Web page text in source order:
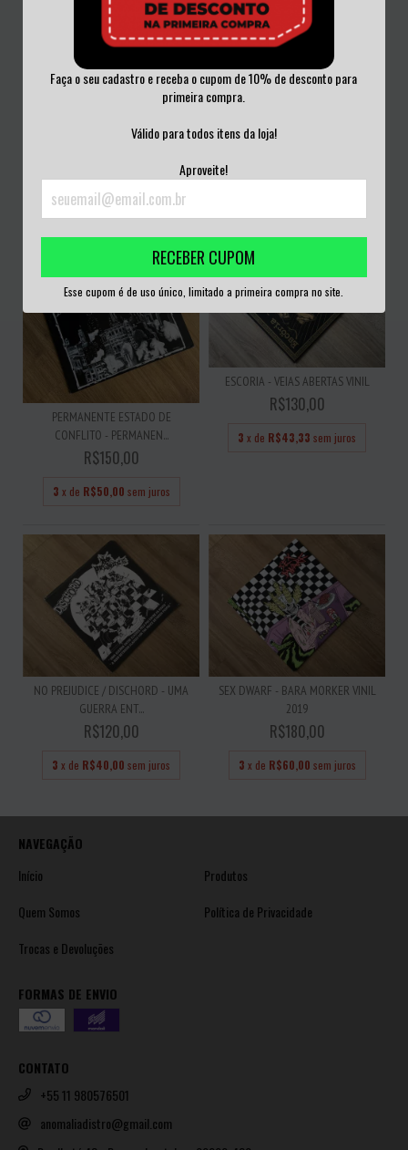
Faça o seu cadastro e receba o cupom de 10% de desconto para
primeira compra.
Válido para todos itens da loja!
Aproveite!
RECEBER CUPOM
Esse cupom é de uso único, limitado a primeira compra no site.
NURSERY CRIMES - FUN HURTS!
VINIL NACION...
3x deR$25,00sem juros
PANTERA - REINVENTING THE
STEEL VINIL 20...
3x deR$90,00sem juros
PERMANENTE ESTADO DE
CONFLITO - PERMANEN...
R$150,00
3 x de R$50,00 sem juros
ESCORIA - VEIAS ABERTAS VINIL
R$130,00
3 x de R$43,33 sem juros
NO PREJUDICE / DISCHORD - UMA
GUERRA ENT...
R$120,00
3 x de R$40,00 sem juros
SEX DWARF - BARA MORKER VINIL
2019
R$180,00
3 x de R$60,00 sem juros
NAVEGAÇÃO
Início
Produtos
Quem Somos
Política de Privacidade
Trocas e Devoluções
FORMAS DE ENVIO
CONTATO
+55 11 980576501
anomaliadistro@gmail.com